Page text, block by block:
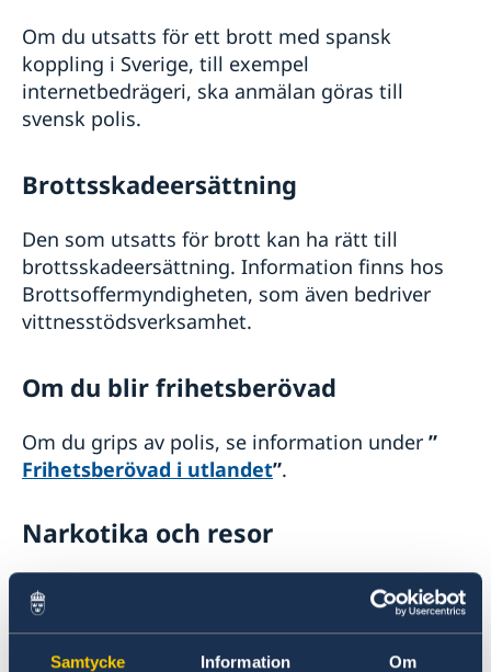
Samtycke Information Om
Trafiksäkerhet
Resa i landet
Andorra och Gibraltar
Om du utsatts för ett brott med spansk
koppling i Sverige, till exempel
internetbedrägeri, ska anmälan göras till
svensk polis.
Brottsskadeersättning
Den som utsatts för brott kan ha rätt till
brottsskadeersättning. Information finns hos
Brottsoffermyndigheten, som även bedriver
vittnesstödsverksamhet.
Om du blir frihetsberövad
Om du grips av polis, se information under ”
Frihetsberövad i utlandet”.
Narkotika och resor
En stor andel av svenskar som frihetsberövas
utomlands är misstänkta eller dömda för
narkotikabrott. Detta gäller både smuggling
och innehav av mindre mängder.